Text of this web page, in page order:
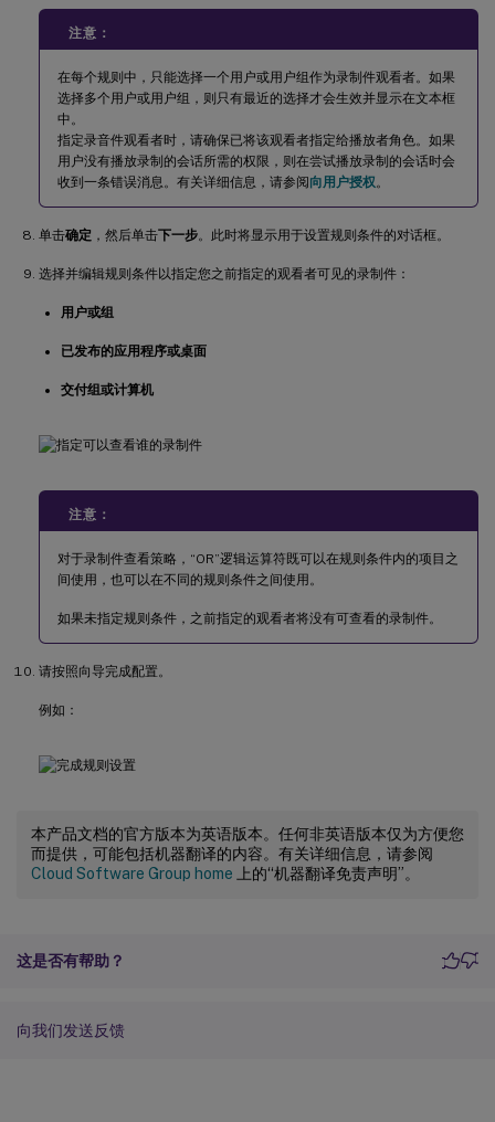
注意：
在每个规则中，只能选择一个用户或用户组作为录制件观看者。如果
选择多个用户或用户组，则只有最近的选择才会生效并显示在文本框
中。
指定录音件观看者时，请确保已将该观看者指定给播放者角色。如果
用户没有播放录制的会话所需的权限，则在尝试播放录制的会话时会
收到一条错误消息。有关详细信息，请参阅向用户授权 。
单击确定 ，然后单击下一步。此时将显示用于设置规则条件的对话框。
选择并编辑规则条件以指定您之前指定的观看者可见的录制件：
用户或组
已发布的应用程序或桌面
交付组或计算机
注意：
对于录制件查看策略，“OR”逻辑运算符既可以在规则条件内的项目之
间使用，也可以在不同的规则条件之间使用。
如果未指定规则条件，之前指定的观看者将没有可查看的录制件。
请按照向导完成配置。
例如：
本产品文档的官方版本为英语版本。任何非英语版本仅为方便您
而提供，可能包括机器翻译的内容。有关详细信息，请参阅
Cloud Software Group home 上的“机器翻译免责声明”。
这是否有帮助？
向我们发送反馈